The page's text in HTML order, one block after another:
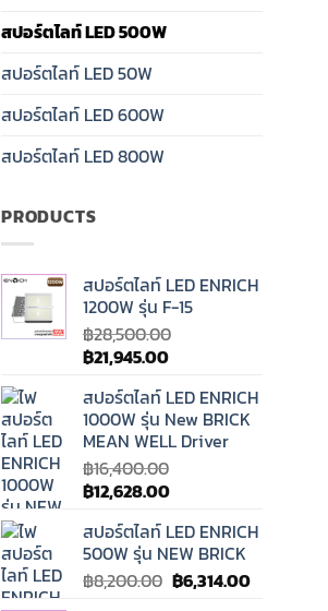
สปอร์ตไลท์ LED 500W
สปอร์ตไลท์ LED 50W
สปอร์ตไลท์ LED 600W
สปอร์ตไลท์ LED 800W
PRODUCTS
สปอร์ตไลท์ LED ENRICH
1200W รุ่น F-15
฿28,500.00
Original
was:
฿28,500.00.
฿21,945.00Current
is:
฿21,945.00.
สปอร์ตไลท์ LED ENRICH
1000W รุ่น New BRICK
MEAN WELL Driver
฿16,400.00
Original
was:
฿16,400.00.
฿12,628.00Current
is:
฿12,628.00.
สปอร์ตไลท์ LED ENRICH
500W รุ่น NEW BRICK
฿8,200.00 Original
฿6,314.00Current